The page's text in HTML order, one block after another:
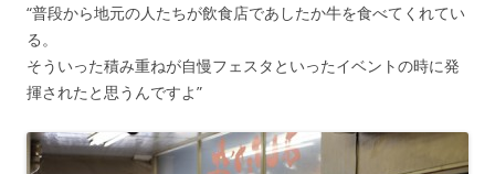
“普段から地元の人たちが飲食店であしたか牛を食べてくれてい
る。
そういった積み重ねが自慢フェスタといったイベントの時に発
揮されたと思うんですよ”